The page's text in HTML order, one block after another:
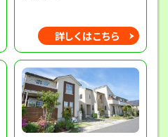
詳しくはこちら